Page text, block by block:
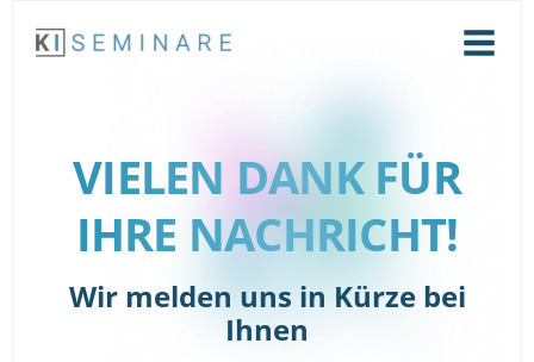
Inhalt
Main
VIELEN DANK FÜR
IHRE NACHRICHT!
Wir melden uns in Kürze bei
Ihnen